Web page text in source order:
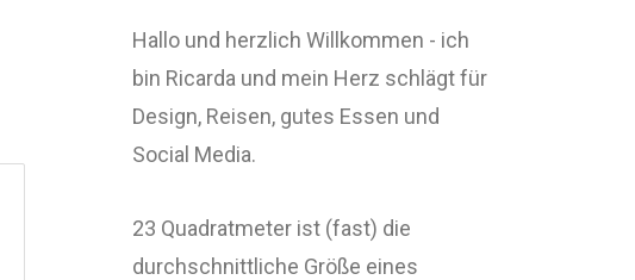
Hallo und herzlich Willkommen - ich
bin Ricarda und mein Herz schlägt für
Design, Reisen, gutes Essen und
Social Media.
23 Quadratmeter ist (fast) die
durchschnittliche Größe eines